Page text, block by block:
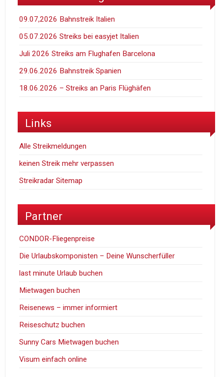
09.07,2026 Bahnstreik Italien
05.07.2026 Streiks bei easyjet Italien
Juli 2026 Streiks am Flughafen Barcelona
29.06.2026 Bahnstreik Spanien
18.06.2026 – Streiks an Paris Flüghäfen
Links
Alle Streikmeldungen
keinen Streik mehr verpassen
Streikradar Sitemap
Partner
CONDOR-Fliegenpreise
Die Urlaubskomponisten – Deine Wunscherfüller
last minute Urlaub buchen
Mietwagen buchen
Reisenews – immer informiert
Reiseschutz buchen
Sunny Cars Mietwagen buchen
Visum einfach online